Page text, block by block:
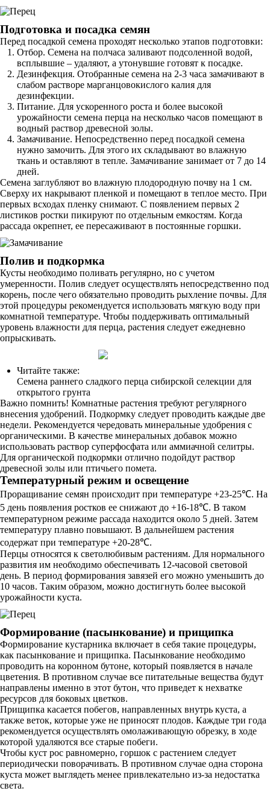
Подготовка и посадка семян
Перед посадкой семена проходят несколько этапов подготовки:
Отбор. Семена на полчаса заливают подсоленной водой,
всплывшие – удаляют, а утонувшие готовят к посадке.
Дезинфекция. Отобранные семена на 2-3 часа замачивают в
слабом растворе марганцовокислого калия для
дезинфекции.
Питание. Для ускоренного роста и более высокой
урожайности семена перца на несколько часов помещают в
водный раствор древесной золы.
Замачивание. Непосредственно перед посадкой семена
нужно замочить. Для этого их складывают во влажную
ткань и оставляют в тепле. Замачивание занимает от 7 до 14
дней.
Семена заглубляют во влажную плодородную почву на 1 см.
Сверху их накрывают пленкой и помещают в теплое место. При
первых всходах пленку снимают. С появлением первых 2
листиков ростки пикируют по отдельным емкостям. Когда
рассада окрепнет, ее пересаживают в постоянные горшки.
Полив и подкормка
Кусты необходимо поливать регулярно, но с учетом
умеренности. Полив следует осуществлять непосредственно под
корень, после чего обязательно проводить рыхление почвы. Для
этой процедуры рекомендуется использовать мягкую воду при
комнатной температуре. Чтобы поддерживать оптимальный
уровень влажности для перца, растения следует ежедневно
опрыскивать.
Читайте также:
Семена раннего сладкого перца сибирской селекции для
открытого грунта
Важно помнить! Комнатные растения требуют регулярного
внесения удобрений. Подкормку следует проводить каждые две
недели. Рекомендуется чередовать минеральные удобрения с
органическими. В качестве минеральных добавок можно
использовать раствор суперфосфата или аммиачной селитры.
Для органической подкормки отлично подойдут раствор
древесной золы или птичьего помета.
Температурный режим и освещение
Проращивание семян происходит при температуре +23-25℃. На
5 день появления ростков ее снижают до +16-18℃. В таком
температурном режиме рассада находится около 5 дней. Затем
температуру плавно повышают. В дальнейшем растения
содержат при температуре +20-28℃.
Перцы относятся к светолюбивым растениям. Для нормального
развития им необходимо обеспечивать 12-часовой световой
день. В период формирования завязей его можно уменьшить до
10 часов. Таким образом, можно достигнуть более высокой
урожайности куста.
Формирование (пасынкование) и прищипка
Формирование кустарника включает в себя такие процедуры,
как пасынкование и прищипка. Пасынкование необходимо
проводить на коронном бутоне, который появляется в начале
цветения. В противном случае все питательные вещества будут
направлены именно в этот бутон, что приведет к нехватке
ресурсов для боковых цветков.
Прищипка касается побегов, направленных внутрь куста, а
также веток, которые уже не приносят плодов. Каждые три года
рекомендуется осуществлять омолаживающую обрезку, в ходе
которой удаляются все старые побеги.
Чтобы куст рос равномерно, горшок с растением следует
периодически поворачивать. В противном случае одна сторона
куста может выглядеть менее привлекательно из-за недостатка
света.